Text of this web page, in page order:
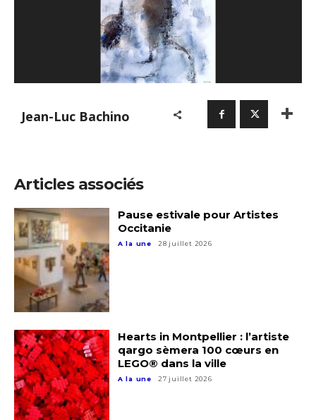
Jean-Luc Bachino
Articles associés
Pause estivale pour Artistes
Occitanie
A la une 28 juillet 2026
Hearts in Montpellier : l’artiste
qargo sèmera 100 cœurs en
LEGO® dans la ville
A la une 27 juillet 2026